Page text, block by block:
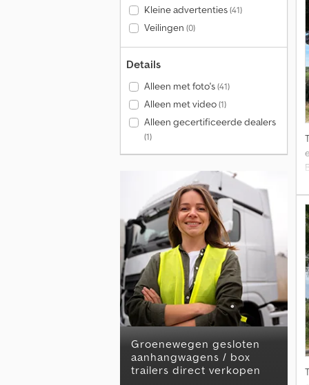
Kleine advertenties(41)
Veilingen (0)
Details
Alleen met foto's(41)
Alleen met video(1)
Alleen gecertificeerde dealers
(1)
groenewegen gesloten
aanhangwagens / box
trailers direct verkopen